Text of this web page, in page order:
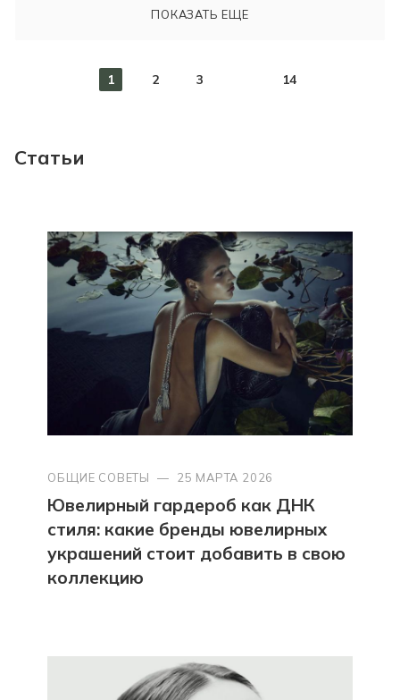
ПОКАЗАТЬ ЕЩЕ
1 2 3 14
Статьи
ОБЩИЕ СОВЕТЫ — 25 МАРТА 2026
Ювелирный гардероб как ДНК
стиля: какие бренды ювелирных
украшений стоит добавить в свою
коллекцию